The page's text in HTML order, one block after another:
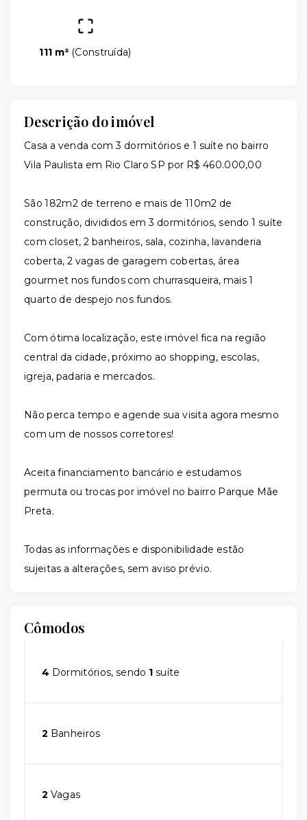
111 m² (Construída)
Descrição do imóvel
Casa a venda com 3 dormitórios e 1 suíte no bairro
Vila Paulista em Rio Claro SP por R$ 460.000,00
São 182m2 de terreno e mais de 110m2 de
construção, divididos em 3 dormitórios, sendo 1 suíte
com closet, 2 banheiros, sala, cozinha, lavanderia
coberta, 2 vagas de garagem cobertas, área
gourmet nos fundos com churrasqueira, mais 1
quarto de despejo nos fundos.
Com ótima localização, este imóvel fica na região
central da cidade, próximo ao shopping, escolas,
igreja, padaria e mercados.
Não perca tempo e agende sua visita agora mesmo
com um de nossos corretores!
Aceita financiamento bancário e estudamos
permuta ou trocas por imóvel no bairro Parque Mãe
Preta.
Todas as informações e disponibilidade estão
sujeitas a alterações, sem aviso prévio.
Cômodos
4 Dormitórios, sendo 1 suíte
2 Banheiros
2 Vagas